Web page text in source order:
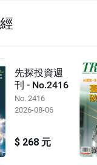
先探投資週
刊 - No.2416
No. 2416
2026-08-06
$ 268 元